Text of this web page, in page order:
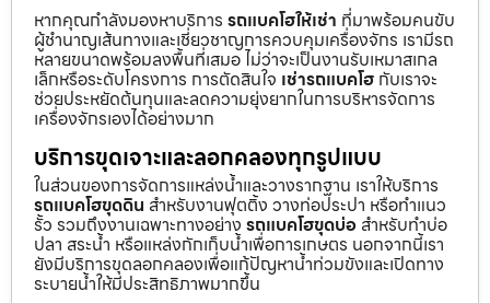
หากคุณกำลังมองหาบริการ รถแบคโฮให้เช่า ที่มาพร้อมคนขับ
ผู้ชำนาญเส้นทางและเชี่ยวชาญการควบคุมเครื่องจักร เรามีรถ
หลายขนาดพร้อมลงพื้นที่เสมอ ไม่ว่าจะเป็นงานรับเหมาสเกล
เล็กหรือระดับโครงการ การตัดสินใจ เช่ารถแบคโฮ กับเราจะ
ช่วยประหยัดต้นทุนและลดความยุ่งยากในการบริหารจัดการ
เครื่องจักรเองได้อย่างมาก
บริการขุดเจาะและลอกคลองทุกรูปแบบ
ในส่วนของการจัดการแหล่งน้ำและวางรากฐาน เราให้บริการ
รถแบคโฮขุดดิน สำหรับงานฟุตติ้ง วางท่อประปา หรือทำแนว
รั้ว รวมถึงงานเฉพาะทางอย่าง รถแบคโฮขุดบ่อ สำหรับทำบ่อ
ปลา สระน้ำ หรือแหล่งกักเก็บน้ำเพื่อการเกษตร นอกจากนี้เรา
ยังมีบริการขุดลอกคลองเพื่อแก้ปัญหาน้ำท่วมขังและเปิดทาง
ระบายน้ำให้มีประสิทธิภาพมากขึ้น